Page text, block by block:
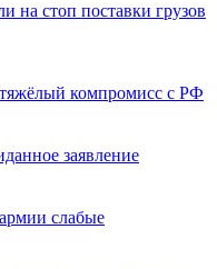
на стоп поставки грузов
компромисс с РФ
заявление
слабые